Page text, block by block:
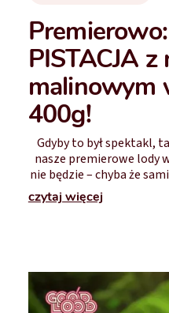
PISTACJA
malinowym
400g!
Gdyby to był spektakl,
nasze premierowe lody
nie będzie – chyba że
czytaj więcej